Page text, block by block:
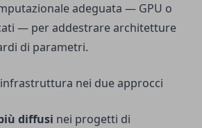
adeguata — GPU o
— per addestrare architetture
di parametri.
nei due approcci
diffusi nei progetti di